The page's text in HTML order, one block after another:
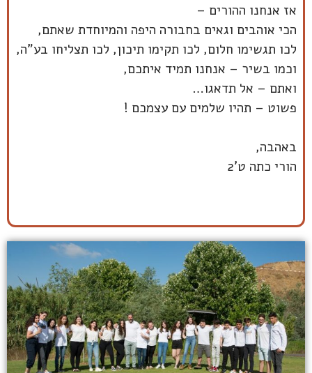
אז אנחנו ההורים –
הכי אוהבים וגאים בחבורה היפה והמיוחדת שאתם,
לכו תגשימו חלום, לכו תקימו תיכון, לכו תצליחו בע"ה,
וכמו בשיר – אנחנו תמיד איתכם,
ואתם – אל תדאגו…
פשוט – תהיו שלמים עם עצמכם !
באהבה,
הורי כתה ט'2